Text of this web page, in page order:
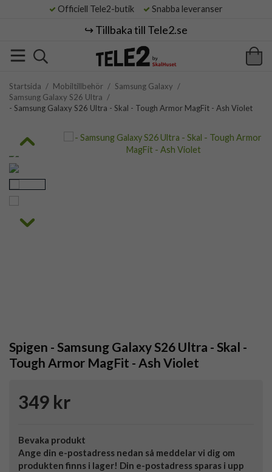
Officiell Tele2-butik Snabba leveranser
↪️ Tillbaka till Tele2.se
Startsida / Mobiltillbehör / Samsung Galaxy /
Samsung Galaxy S26 Ultra /
- Samsung Galaxy S26 Ultra - Skal - Tough Armor MagFit - Ash Violet
Spigen - Samsung Galaxy S26 Ultra - Skal -
Tough Armor MagFit - Ash Violet
349 kr
Bevaka produkt
Ange din e-postadress nedan så meddelar vi dig om
produkten finns i lager! Din e-postadress sparas i upp